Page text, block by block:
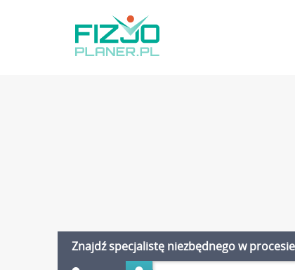
Znajdź specjalistę niezbędnego w